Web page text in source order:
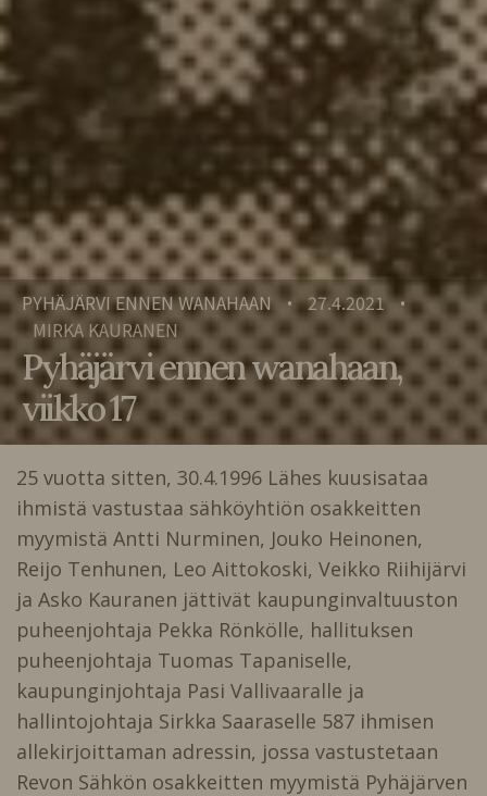
PYHÄJÄRVI ENNEN WANAHAAN • 27.4.2021 •
MIRKA KAURANEN
Pyhäjärvi ennen wanahaan,
viikko 17
25 vuotta sitten, 30.4.1996 Lähes kuusisataa
ihmistä vastustaa sähköyhtiön osakkeitten
myymistä Antti Nurminen, Jouko Heinonen,
Reijo Tenhunen, Leo Aittokoski, Veikko Riihijärvi
ja Asko Kauranen jättivät kaupunginvaltuuston
puheenjohtaja Pekka Rönkölle, hallituksen
puheenjohtaja Tuomas Tapaniselle,
kaupunginjohtaja Pasi Vallivaaralle ja
hallintojohtaja Sirkka Saaraselle 587 ihmisen
allekirjoittaman adressin, jossa vastustetaan
Revon Sähkön osakkeitten myymistä Pyhäjärven